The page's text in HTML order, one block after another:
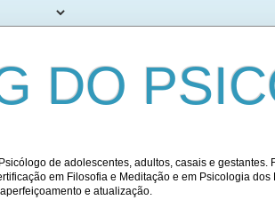
DO
Psicólogo de adolescentes, adultos, casais e
em Filosofia e Meditação e em Psicologia
e atualização.